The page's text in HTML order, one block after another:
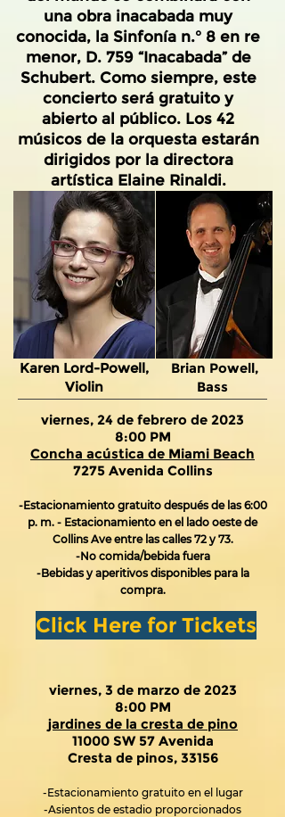
una obra inacabada muy
conocida, la Sinfonía n.° 8 en re
menor, D. 759 “Inacabada” de
Schubert. Como siempre, este
concierto será gratuito y
abierto al público. Los 42
músicos de la orquesta estarán
dirigidos por la directora
artística Elaine Rinaldi.
Karen Lord-Powell,
Violin
Brian Powell,
Bass
viernes, 24 de febrero de 2023
8:00 PM
Concha acústica de Miami Beach
7275 Avenida Collins
-Estacionamiento gratuito después de las 6:00
p. m. - Estacionamiento en el lado oeste de
Collins Ave entre las calles 72 y 73.
-No comida/bebida fuera
-Bebidas y aperitivos disponibles para la
compra.
Click Here for Tickets
viernes, 3 de marzo de 2023
8:00 PM
jardines de la cresta de pino
11000 SW 57 Avenida
Cresta de pinos, 33156
-Estacionamiento gratuito en el lugar
-Asientos de estadio proporcionados